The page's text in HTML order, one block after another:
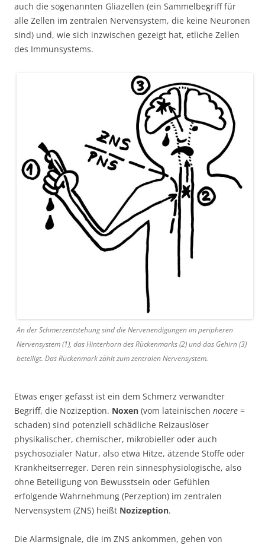
auch die sogenannten Gliazellen (ein Sammelbegriff für
alle Zellen im zentralen Nervensystem, die keine Neuronen
sind) und, wie sich inzwischen gezeigt hat, etliche Zellen
des Immunsystems.
An der Schmerzentstehung sind die Nervenendigungen im peripheren
Nervensystem (1), das Hinterhorn des Rückenmarks (2) und das Gehirn (3)
beteiligt. Das Rückenmark zählt zum zentralen Nervensystem.
Etwas enger gefasst ist ein dem Schmerz verwandter
Begriff, die Nozizeption. Noxen (vom lateinischen nocere =
schaden) sind potenziell schädliche Reizauslöser
physikalischer, chemischer, mikrobieller oder auch
psychosozialer Natur, also etwa Hitze, ätzende Stoffe oder
Krankheitserreger. Deren rein sinnesphysiologische, also
ohne Beteiligung von Bewusstsein oder Gefühlen
erfolgende Wahrnehmung (Perzeption) im zentralen
Nervensystem (ZNS) heißt Nozizeption.
Die Alarmsignale, die im ZNS ankommen, gehen von